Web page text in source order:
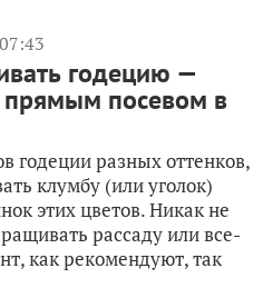
годецию —
прямым посевом в
годеции разных оттенков,
клумбу (или уголок)
этих цветов. Никак не
рассаду или все-
как рекомендуют, так